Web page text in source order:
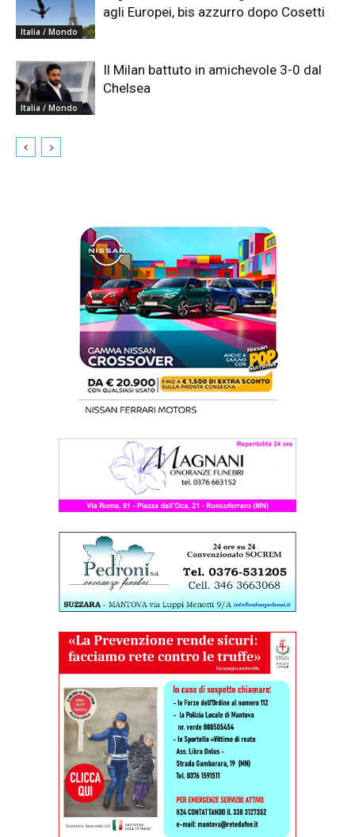
Italia / Mondo
agli Europei, bis azzurro dopo Cosetti
Italia / Mondo
Il Milan battuto in amichevole 3-0 dal
Chelsea